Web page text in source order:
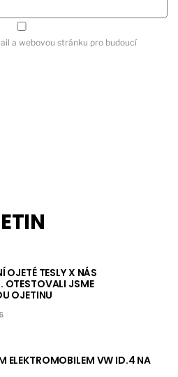
a webovou stránku pro budoucí
OJETÉ TESLY X NÁS
OTESTOVALI JSME
OJETINU
ELEKTROMOBILEM VW ID.4 NA